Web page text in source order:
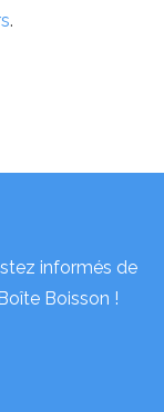
.
informés de
Boisson !